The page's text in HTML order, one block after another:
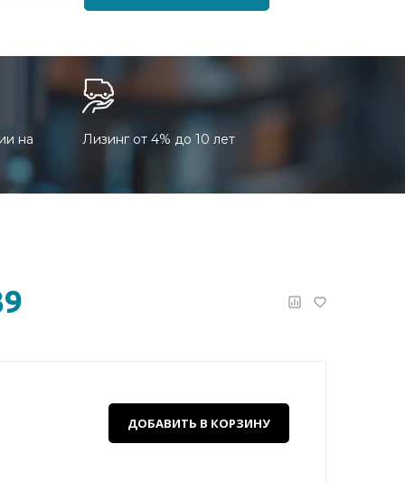
на
Лизинг от 4% до 10 лет
ДОБАВИТЬ В КОРЗИНУ